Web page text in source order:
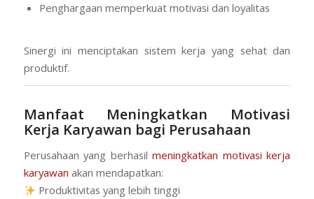
Penghargaan memperkuat motivasi dan loyalitas
Sinergi ini menciptakan sistem kerja yang sehat dan
produktif.
Manfaat Meningkatkan Motivasi
Kerja Karyawan bagi Perusahaan
Perusahaan yang berhasilmeningkatkan motivasi kerja
karyawan akan mendapatkan:
Produktivitas yang lebih tinggi